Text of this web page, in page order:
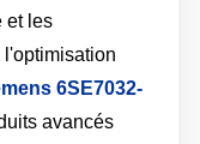
et les
6SE7032-
avancés